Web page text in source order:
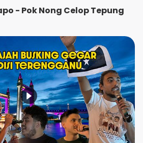
- Pok Nong Celop Tepung